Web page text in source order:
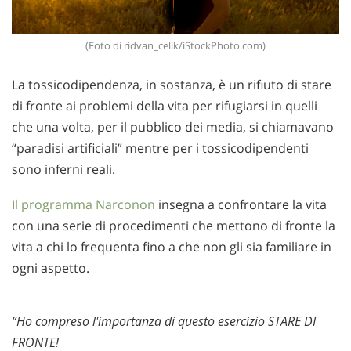
(Foto di ridvan_celik/iStockPhoto.com)
La tossicodipendenza, in sostanza, è un rifiuto di stare
di fronte ai problemi della vita per rifugiarsi in quelli
che una volta, per il pubblico dei media, si chiamavano
“paradisi artificiali” mentre per i tossicodipendenti
sono inferni reali.
Il programma Narconon insegna a confrontare la vita
con una serie di procedimenti che mettono di fronte la
vita a chi lo frequenta fino a che non gli sia familiare in
ogni aspetto.
“Ho compreso l'importanza di questo esercizio STARE DI
FRONTE!